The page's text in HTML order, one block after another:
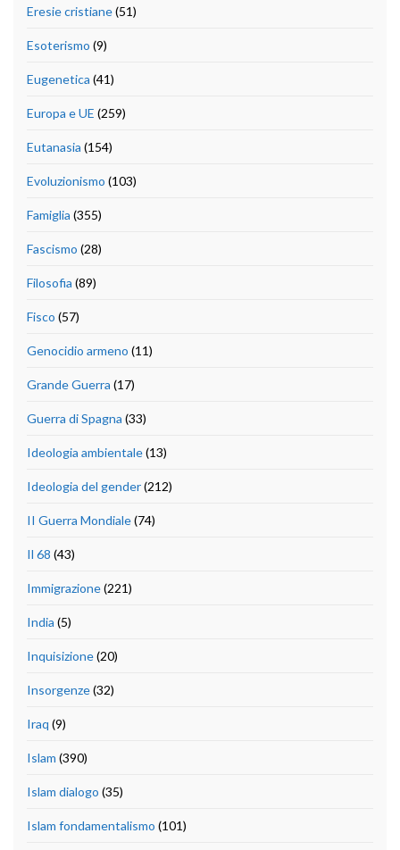
Eresie cristiane(51)
Esoterismo (9)
Eugenetica (41)
Europa e UE (259)
Eutanasia (154)
Evoluzionismo (103)
Famiglia (355)
Fascismo (28)
Filosofia (89)
Fisco (57)
Genocidio armeno (11)
Grande Guerra (17)
Guerra di Spagna (33)
Ideologia ambientale(13)
Ideologia del gender(212)
II Guerra Mondiale(74)
Il 68 (43)
Immigrazione(221)
India (5)
Inquisizione(20)
Insorgenze(32)
Iraq (9)
Islam (390)
Islam dialogo (35)
Islam fondamentalismo (101)